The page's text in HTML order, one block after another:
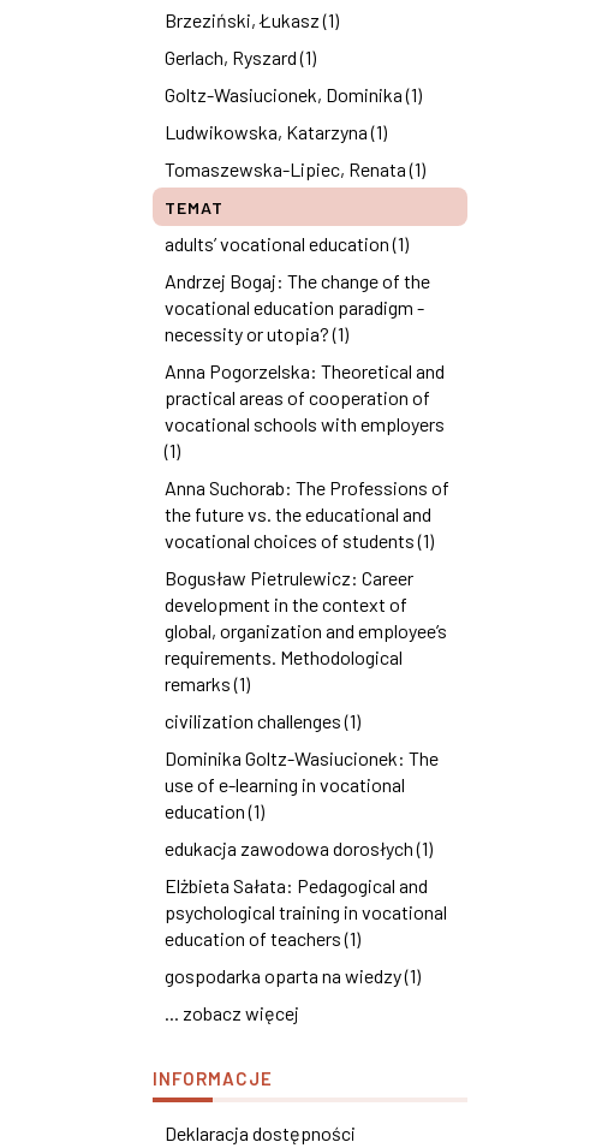
Brzeziński, Łukasz (1)
Gerlach, Ryszard (1)
Goltz-Wasiucionek, Dominika (1)
Ludwikowska, Katarzyna (1)
Tomaszewska-Lipiec, Renata (1)
TEMAT
adults’ vocational education (1)
Andrzej Bogaj: The change of the
vocational education paradigm -
necessity or utopia? (1)
Anna Pogorzelska: Theoretical and
practical areas of cooperation of
vocational schools with employers
(1)
Anna Suchorab: The Professions of
the future vs. the educational and
vocational choices of students (1)
Bogusław Pietrulewicz: Career
development in the context of
global, organization and employee’s
requirements. Methodological
remarks (1)
civilization challenges (1)
Dominika Goltz-Wasiucionek: The
use of e-learning in vocational
education (1)
edukacja zawodowa dorosłych (1)
Elżbieta Sałata: Pedagogical and
psychological training in vocational
education of teachers (1)
gospodarka oparta na wiedzy (1)
... zobacz więcej
INFORMACJE
Deklaracja dostępności